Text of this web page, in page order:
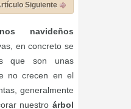
Siguiente
navideños
en concreto se
que son unas
no crecen en el
generalmente
nuestro árbol